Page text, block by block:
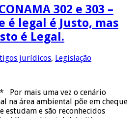
302 e 303 –
é legal é Justo, mas
é Legal.
jurídicos, Legislação
Por mais uma vez o cenário
na área ambiental põe em cheque
estudam e são reconhecidos